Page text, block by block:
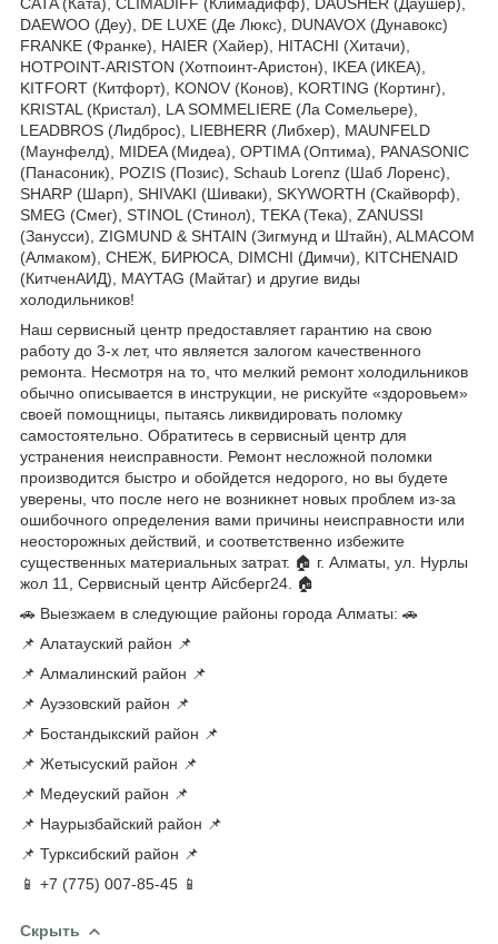
DAEWOO (Деу), DE LUXE (Де Люкс), DUNAVOX (Дунавокс)
FRANKE (Франке), HAIER (Хайер), HITACHI (Хитачи),
HOTPOINT-ARISTON (Хотпоинт-Аристон), IKEA (ИКЕА),
KITFORT (Китфорт), KONOV (Конов), KORTING (Кортинг),
KRISTAL (Кристал), LA SOMMELIERE (Ла Сомельере),
LEADBROS (Лидброс), LIEBHERR (Либхер), MAUNFELD
(Маунфелд), MIDEA (Мидеа), OPTIMA (Оптима), PANASONIC
(Панасоник), POZIS (Позис), Schaub Lorenz (Шаб Лоренс),
SHARP (Шарп), SHIVAKI (Шиваки), SKYWORTH (Скайворф),
SMEG (Смег), STINOL (Стинол), TEKA (Тека), ZANUSSI
(Занусси), ZIGMUND & SHTAIN (Зигмунд и Штайн), ALMACOM
(Алмаком), СНЕЖ, БИРЮСА, DIMCHI (Димчи), KITCHENAID
(КитченАИД), MAYTAG (Майтаг) и другие виды
холодильников!
Наш сервисный центр предоставляет гарантию на свою
работу до 3-х лет, что является залогом качественного
ремонта. Несмотря на то, что мелкий ремонт холодильников
обычно описывается в инструкции, не рискуйте «здоровьем»
своей помощницы, пытаясь ликвидировать поломку
самостоятельно. Обратитесь в сервисный центр для
устранения неисправности. Ремонт несложной поломки
производится быстро и обойдется недорого, но вы будете
уверены, что после него не возникнет новых проблем из-за
ошибочного определения вами причины неисправности или
неосторожных действий, и соответственно избежите
существенных материальных затрат. 🏠 г. Алматы, ул. Нурлы
жол 11, Сервисный центр Айсберг24. 🏠
🚗 Выезжаем в следующие районы города Алматы: 🚗
📌 Алатауский район 📌
📌 Алмалинский район 📌
📌 Ауэзовский район 📌
📌 Бостандыкский район 📌
📌 Жетысуский район 📌
📌 Медеуский район 📌
📌 Наурызбайский район 📌
📌 Турксибский район 📌
📱 +7 (775) 007-85-45 📱
Скрыть